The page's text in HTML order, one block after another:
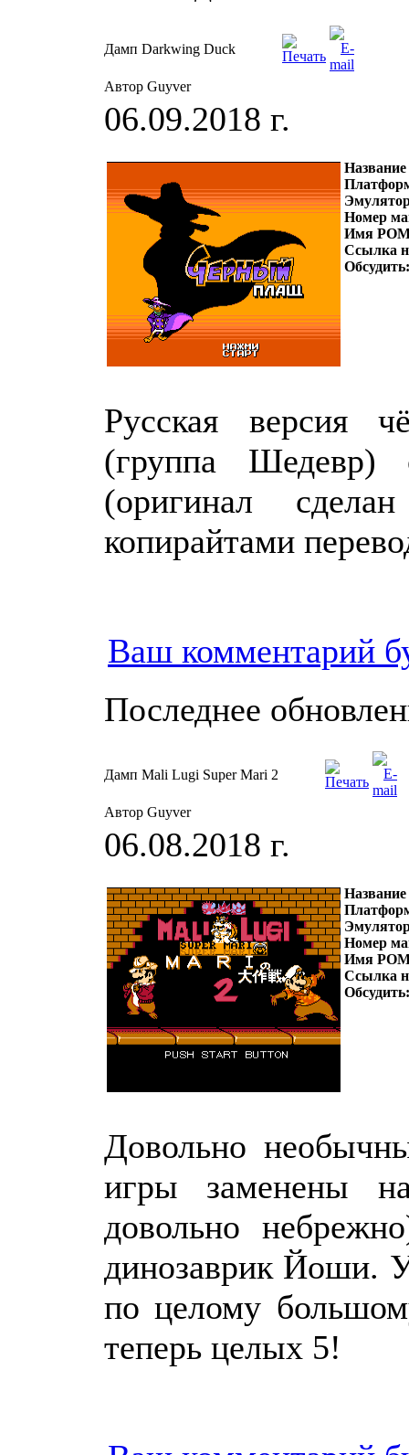
Дамп Darkwing Duck
Автор Guyver
06.09.2018 г.
Номер
Имя
Ссылка
Русская версия
(группа Шедевр)
(оригинал
копирайтами
Ваш комментарий
Последнее
Дамп Mali Lugi Super Mari 2
Автор Guyver
06.08.2018 г.
Номер
Имя
Ссылка
Довольно
игры заменены
довольно
динозаврик Йоши.
по целому
теперь целых 5!